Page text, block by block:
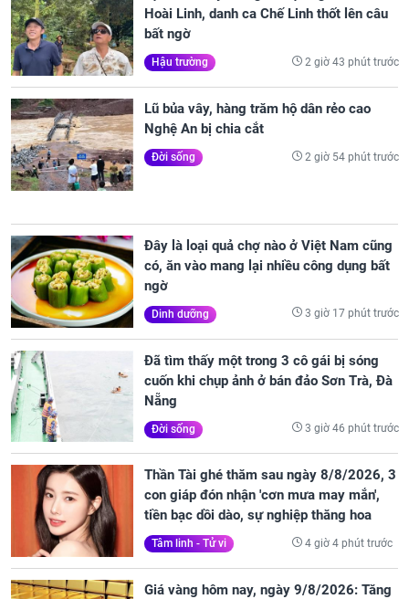
Hoài Linh, danh ca Chế Linh thốt lên câu
bất ngờ
Hậu trường 2 giờ 43 phút trước
Lũ bủa vây, hàng trăm hộ dân rẻo cao
Nghệ An bị chia cắt
Đời sống 2 giờ 54 phút trước
Đây là loại quả chợ nào ở Việt Nam cũng
có, ăn vào mang lại nhiều công dụng bất
ngờ
Dinh dưỡng 3 giờ 17 phút trước
Đã tìm thấy một trong 3 cô gái bị sóng
cuốn khi chụp ảnh ở bán đảo Sơn Trà, Đà
Nẵng
Đời sống 3 giờ 46 phút trước
Thần Tài ghé thăm sau ngày 8/8/2026, 3
con giáp đón nhận 'cơn mưa may mắn',
tiền bạc dồi dào, sự nghiệp thăng hoa
Tâm linh - Tử vi 4 giờ 4 phút trước
Giá vàng hôm nay, ngày 9/8/2026: Tăng